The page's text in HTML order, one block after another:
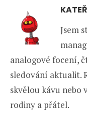
Jsem
analogové focení,
sledování aktualit.
skvělou kávu nebo
rodiny a přátel.